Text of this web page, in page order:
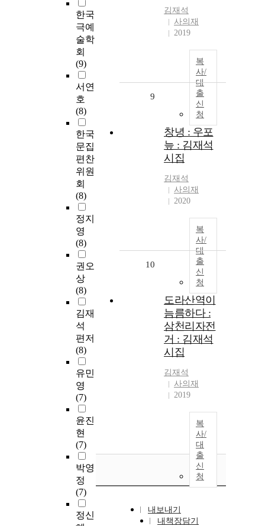
한국
극예
술학
회
(9)
서연
호
(8)
한국
문집
편찬
위원
회
(8)
정지
영
(8)
권오
상
(8)
김재
석
편저
(8)
유민
영
(7)
윤진
현
(7)
박영
정
(7)
정신
김재석
사의재
2019
복
사/
대
출
신
청
9
창녕 : 우포
늪 : 김재석
시집
김재석
사의재
2020
복
사/
대
출
신
청
10
도라산역이
늠름하다 :
삼천리자전
거 : 김재석
시집
김재석
사의재
2019
복
사/
대
출
신
청
내보내기
내책장담기